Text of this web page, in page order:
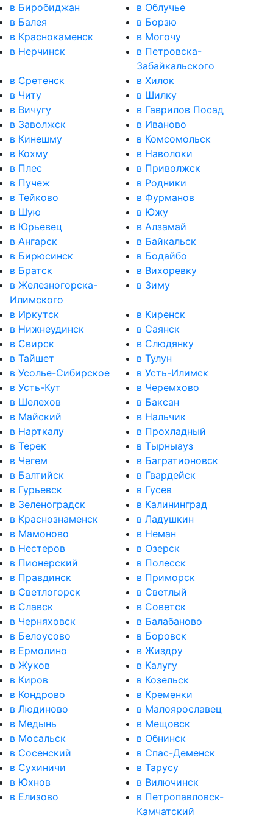
в Биробиджан
в Облучье
в Балея
в Борзю
в Краснокаменск
в Могочу
в Нерчинск
в Петровска-
Забайкальского
в Сретенск
в Хилок
в Читу
в Шилку
в Вичугу
в Гаврилов Посад
в Заволжск
в Иваново
в Кинешму
в Комсомольск
в Кохму
в Наволоки
в Плес
в Приволжск
в Пучеж
в Родники
в Тейково
в Фурманов
в Шую
в Южу
в Юрьевец
в Алзамай
в Ангарск
в Байкальск
в Бирюсинск
в Бодайбо
в Братск
в Вихоревку
в Железногорска-
Илимского
в Зиму
в Иркутск
в Киренск
в Нижнеудинск
в Саянск
в Свирск
в Слюдянку
в Тайшет
в Тулун
в Усолье-Сибирское
в Усть-Илимск
в Усть-Кут
в Черемхово
в Шелехов
в Баксан
в Майский
в Нальчик
в Нарткалу
в Прохладный
в Терек
в Тырныауз
в Чегем
в Багратионовск
в Балтийск
в Гвардейск
в Гурьевск
в Гусев
в Зеленоградск
в Калининград
в Краснознаменск
в Ладушкин
в Мамоново
в Неман
в Нестеров
в Озерск
в Пионерский
в Полесск
в Правдинск
в Приморск
в Светлогорск
в Светлый
в Славск
в Советск
в Черняховск
в Балабаново
в Белоусово
в Боровск
в Ермолино
в Жиздру
в Жуков
в Калугу
в Киров
в Козельск
в Кондрово
в Кременки
в Людиново
в Малоярославец
в Медынь
в Мещовск
в Мосальск
в Обнинск
в Сосенский
в Спас-Деменск
в Сухиничи
в Тарусу
в Юхнов
в Вилючинск
в Елизово
в Петропавловск-
Камчатский